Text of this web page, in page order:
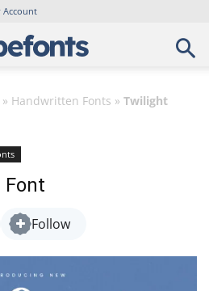
Account
» Handwritten Fonts » Twilight
Font
Follow